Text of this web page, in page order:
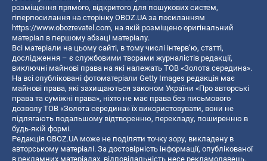
розміщення прямого, відкритого для пошукових систем,
гіперпосилання на сторінку OBOZ.UA за посиланням
https://www.obozrevatel.com, на якій розміщено оригінальний
матеріал в першому абзаці матеріалу.
Всі матеріали на цьому сайті, в тому числі інтерв’ю, статті,
дослідження – є службовими творами журналістів редакції,
виключні майнові права на які належать ТОВ «Золота середина».
На всі опубліковані фотоматеріали Getty Images редакція має
майнові права, які захищаються законом України «Про авторські
права та суміжні права», ніхто не має права без письмового
дозволу ТОВ «Золота середина» їх використовувати, вони не
підлягають подальшому відтворенню, перекладу, поширенню в
будь-якій формі.
Редакція OBOZ.UA може не поділяти точку зору, викладену в
авторському матеріалі. За достовірність інформації, опублікованої
в рекламних матеріалах, відповідальність несе рекламодавець.